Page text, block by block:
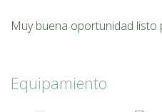
Muy buena oportunidad listo
Equipamiento